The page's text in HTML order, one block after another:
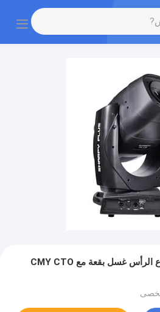
31 قناة DMX تتحرك شعاع الرأس غسل بقعة مع CMY CTO